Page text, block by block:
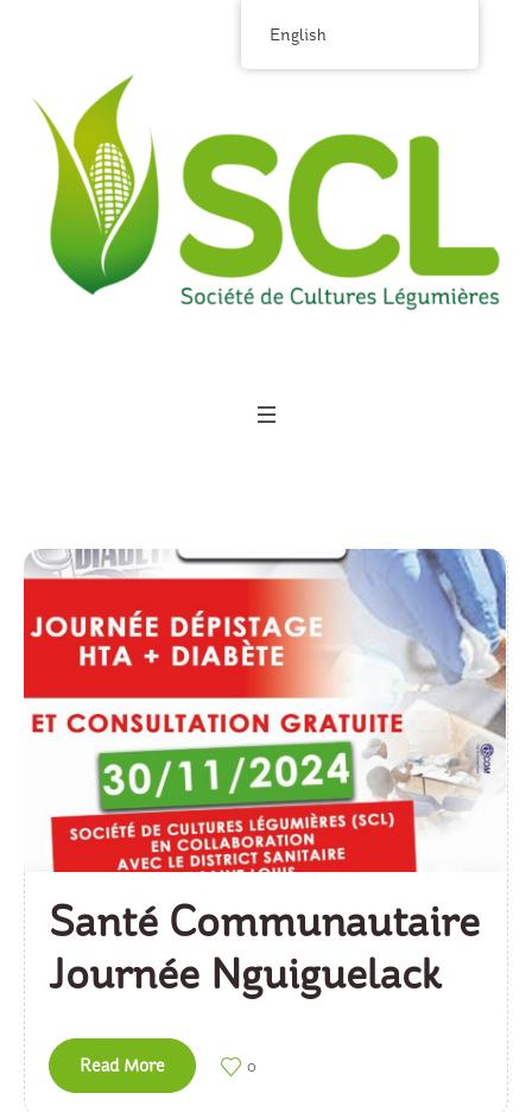
Santé Communautaire
Journée Nguiguelack
Read More 0
English